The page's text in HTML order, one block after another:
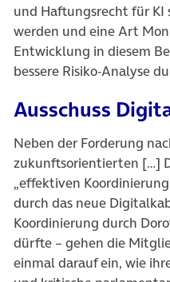
und Haftungsrecht für
werden und eine Art
Entwicklung in diesem
bessere Risiko-Analyse
Ausschuss
Neben der Forderung
zukunftsorientierten […]
„effektiven
durch das neue
Koordinierung durch
dürfte – gehen die
einmal darauf ein, wie